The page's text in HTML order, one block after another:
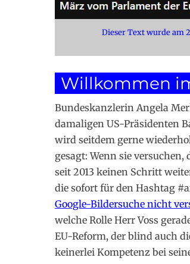
Dieser Text wurde am
Willkommen
Bundeskanzlerin Angela
damaligen US-Präsidenten
wird seitdem gerne
gesagt: Wenn sie
seit 2013 keinen Schritt
die sofort für den Hashtag
Google-Bildersuche nicht
welche Rolle Herr Voss
EU-Reform, der blind auch
keinerlei Kompetenz bei